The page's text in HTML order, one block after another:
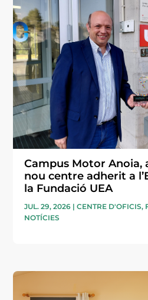
Campus Motor Anoia,
nou centre adherit a
la Fundació UEA
JUL. 29, 2026 |CENTRE D'OFICIS,
NOTÍCIES